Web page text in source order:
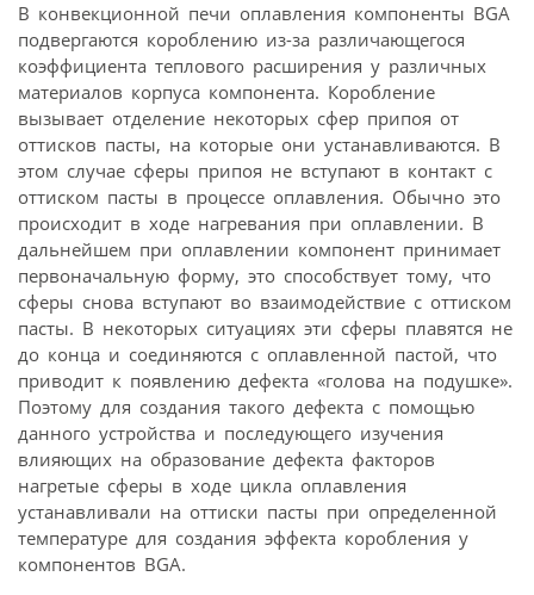
В конвекционной печи оплавления компоненты BGA
подвергаются короблению из-за различающегося
коэффициента теплового расширения у различных
материалов корпуса компонента. Коробление
вызывает отделение некоторых сфер припоя от
оттисков пасты, на которые они устанавливаются. В
этом случае сферы припоя не вступают в контакт с
оттиском пасты в процессе оплавления. Обычно это
происходит в ходе нагревания при оплавлении. В
дальнейшем при оплавлении компонент принимает
первоначальную форму, это способствует тому, что
сферы снова вступают во взаимодействие с оттиском
пасты. В некоторых ситуациях эти сферы плавятся не
до конца и соединяются с оплавленной пастой, что
приводит к появлению дефекта «голова на подушке».
Поэтому для создания такого дефекта с помощью
данного устройства и последующего изучения
влияющих на образование дефекта факторов
нагретые сферы в ходе цикла оплавления
устанавливали на оттиски пасты при определенной
температуре для создания эффекта коробления у
компонентов BGA.